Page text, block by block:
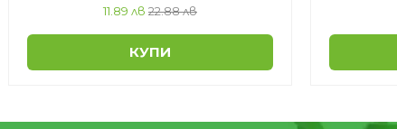
11.89 лв 22.88 лв
КУПИ